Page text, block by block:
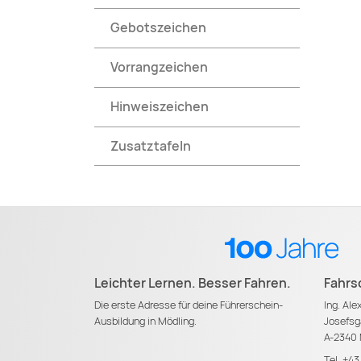
Gebotszeichen
Vorrangzeichen
Hinweiszeichen
Zusatztafeln
Leichter Lernen. Besser Fahren.
Die erste Adresse für deine Führerschein-
Ausbildung in Mödling.
Ing.
A-2340